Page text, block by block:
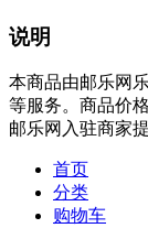
说明
本商品由邮乐网
等服务。商品价
邮乐网入驻商家提
首页
分类
购物车